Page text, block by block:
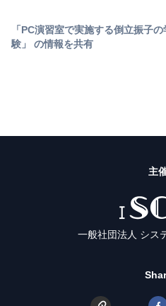
「PC演習室で実施する倒立振子
験」 の情報を共有
主
一般社団法人 シス